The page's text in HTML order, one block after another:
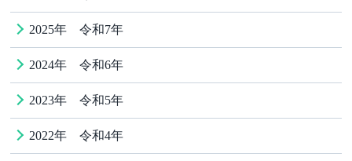
2025年 令和7年
2024年 令和6年
2023年 令和5年
2022年 令和4年